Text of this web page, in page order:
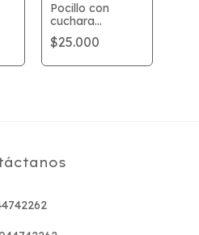
Pocillo con
cuchara
personalizado
$25.000